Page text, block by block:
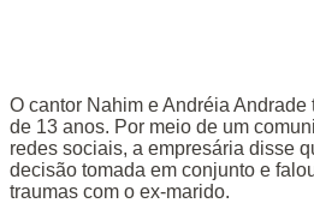
O cantor Nahim e Andréia
de 13 anos. Por meio de um
redes sociais, a empresária disse
decisão tomada em conjunto e
traumas com o ex-marido.